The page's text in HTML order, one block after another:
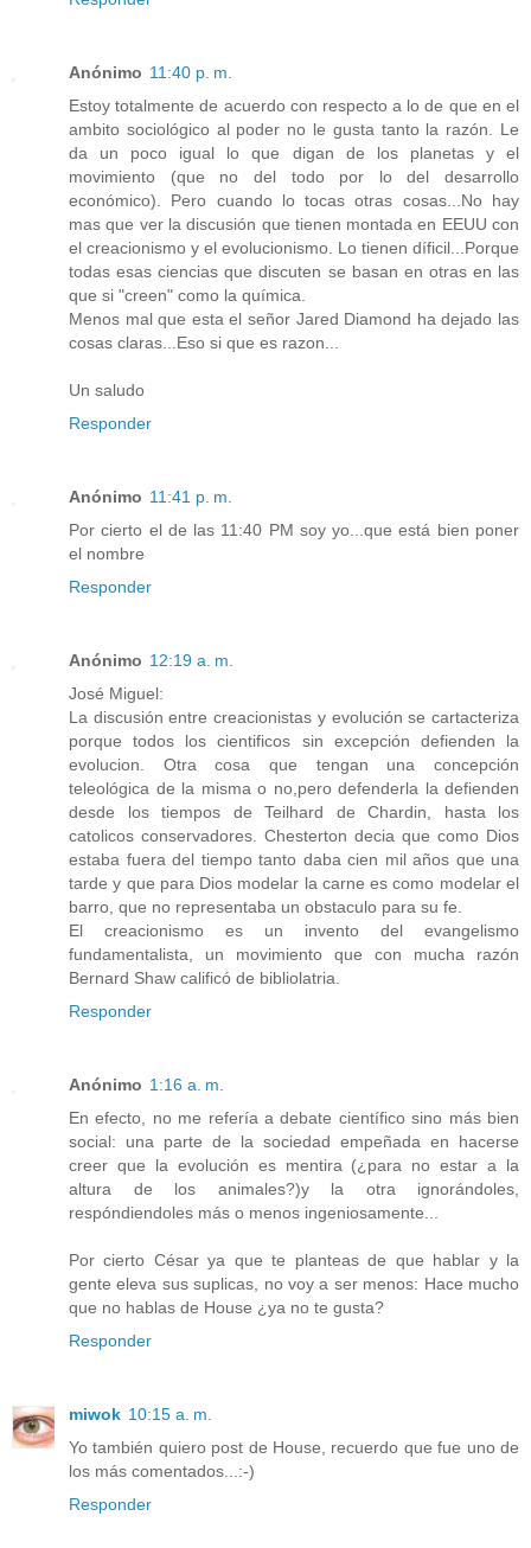
Anónimo 11:40 p. m.
Estoy totalmente de acuerdo con respecto a lo de que en el
ambito sociológico al poder no le gusta tanto la razón. Le
da un poco igual lo que digan de los planetas y el
movimiento (que no del todo por lo del desarrollo
económico). Pero cuando lo tocas otras cosas...No hay
mas que ver la discusión que tienen montada en EEUU con
el creacionismo y el evolucionismo. Lo tienen díficil...Porque
todas esas ciencias que discuten se basan en otras en las
que si "creen" como la química.
Menos mal que esta el señor Jared Diamond ha dejado las
cosas claras...Eso si que es razon...
Un saludo
Responder
Anónimo 11:41 p. m.
Por cierto el de las 11:40 PM soy yo...que está bien poner
el nombre
Responder
Anónimo 12:19 a. m.
José Miguel:
La discusión entre creacionistas y evolución se cartacteriza
porque todos los cientificos sin excepción defienden la
evolucion. Otra cosa que tengan una concepción
teleológica de la misma o no,pero defenderla la defienden
desde los tiempos de Teilhard de Chardin, hasta los
catolicos conservadores. Chesterton decia que como Dios
estaba fuera del tiempo tanto daba cien mil años que una
tarde y que para Dios modelar la carne es como modelar el
barro, que no representaba un obstaculo para su fe.
El creacionismo es un invento del evangelismo
fundamentalista, un movimiento que con mucha razón
Bernard Shaw calificó de bibliolatria.
Responder
Anónimo 1:16 a. m.
En efecto, no me refería a debate científico sino más bien
social: una parte de la sociedad empeñada en hacerse
creer que la evolución es mentira (¿para no estar a la
altura de los animales?)y la otra ignorándoles,
respóndiendoles más o menos ingeniosamente...
Por cierto César ya que te planteas de que hablar y la
gente eleva sus suplicas, no voy a ser menos: Hace mucho
que no hablas de House ¿ya no te gusta?
Responder
miwok 10:15 a. m.
Yo también quiero post de House, recuerdo que fue uno de
los más comentados...:-)
Responder